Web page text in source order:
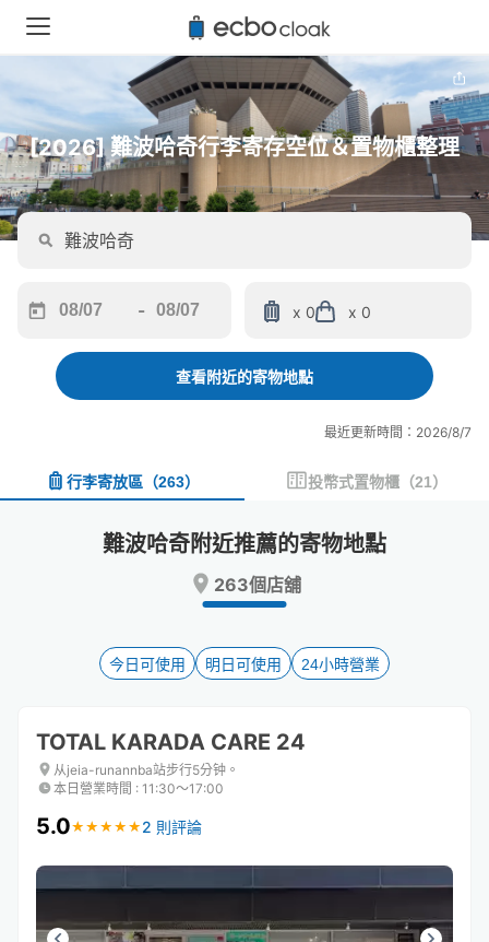
[2026] 難波哈奇行李寄存空位＆置物櫃整理
forward
interact
and
keyboard
shortcuts
for
changing
dates.
-
backward
interact
and
a
date.
Press
key
to
keyboard
shortcuts
for
changing
dates.
x 0 x 0
查看附近的寄物地點
最近更新時間：2026/8/7
行李寄放區 （263） 投幣式置物櫃 （21）
難波哈奇附近推薦的寄物地點
263個店舖
今日可使用 明日可使用 24小時營業
TOTAL KARADA CARE 24
从jeia-runannba站步行5分钟。
本日營業時間 : 11:30〜17:00
5.0★ ★ ★ ★ ★
★ ★ ★ ★ ★ 2 則評論